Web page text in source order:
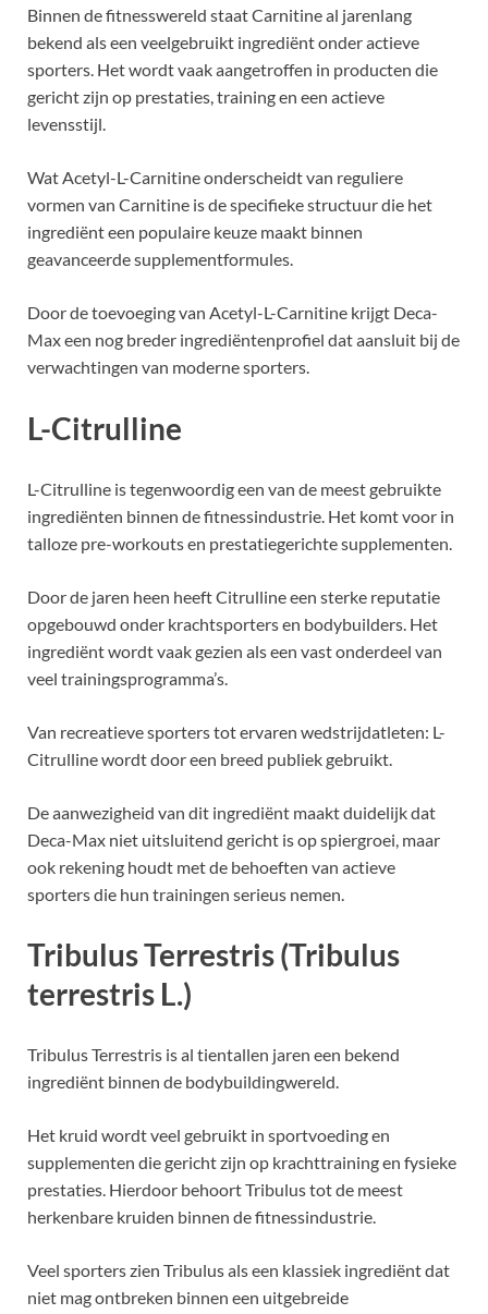
Binnen de fitnesswereld staat Carnitine al jarenlang
bekend als een veelgebruikt ingrediënt onder actieve
sporters. Het wordt vaak aangetroffen in producten die
gericht zijn op prestaties, training en een actieve
levensstijl.
Wat Acetyl-L-Carnitine onderscheidt van reguliere
vormen van Carnitine is de specifieke structuur die het
ingrediënt een populaire keuze maakt binnen
geavanceerde supplementformules.
Door de toevoeging van Acetyl-L-Carnitine krijgt Deca-
Max een nog breder ingrediëntenprofiel dat aansluit bij de
verwachtingen van moderne sporters.
L-Citrulline
L-Citrulline is tegenwoordig een van de meest gebruikte
ingrediënten binnen de fitnessindustrie. Het komt voor in
talloze pre-workouts en prestatiegerichte supplementen.
Door de jaren heen heeft Citrulline een sterke reputatie
opgebouwd onder krachtsporters en bodybuilders. Het
ingrediënt wordt vaak gezien als een vast onderdeel van
veel trainingsprogramma’s.
Van recreatieve sporters tot ervaren wedstrijdatleten: L-
Citrulline wordt door een breed publiek gebruikt.
De aanwezigheid van dit ingrediënt maakt duidelijk dat
Deca-Max niet uitsluitend gericht is op spiergroei, maar
ook rekening houdt met de behoeften van actieve
sporters die hun trainingen serieus nemen.
Tribulus Terrestris (Tribulus
terrestris L.)
Tribulus Terrestris is al tientallen jaren een bekend
ingrediënt binnen de bodybuildingwereld.
Het kruid wordt veel gebruikt in sportvoeding en
supplementen die gericht zijn op krachttraining en fysieke
prestaties. Hierdoor behoort Tribulus tot de meest
herkenbare kruiden binnen de fitnessindustrie.
Veel sporters zien Tribulus als een klassiek ingrediënt dat
niet mag ontbreken binnen een uitgebreide